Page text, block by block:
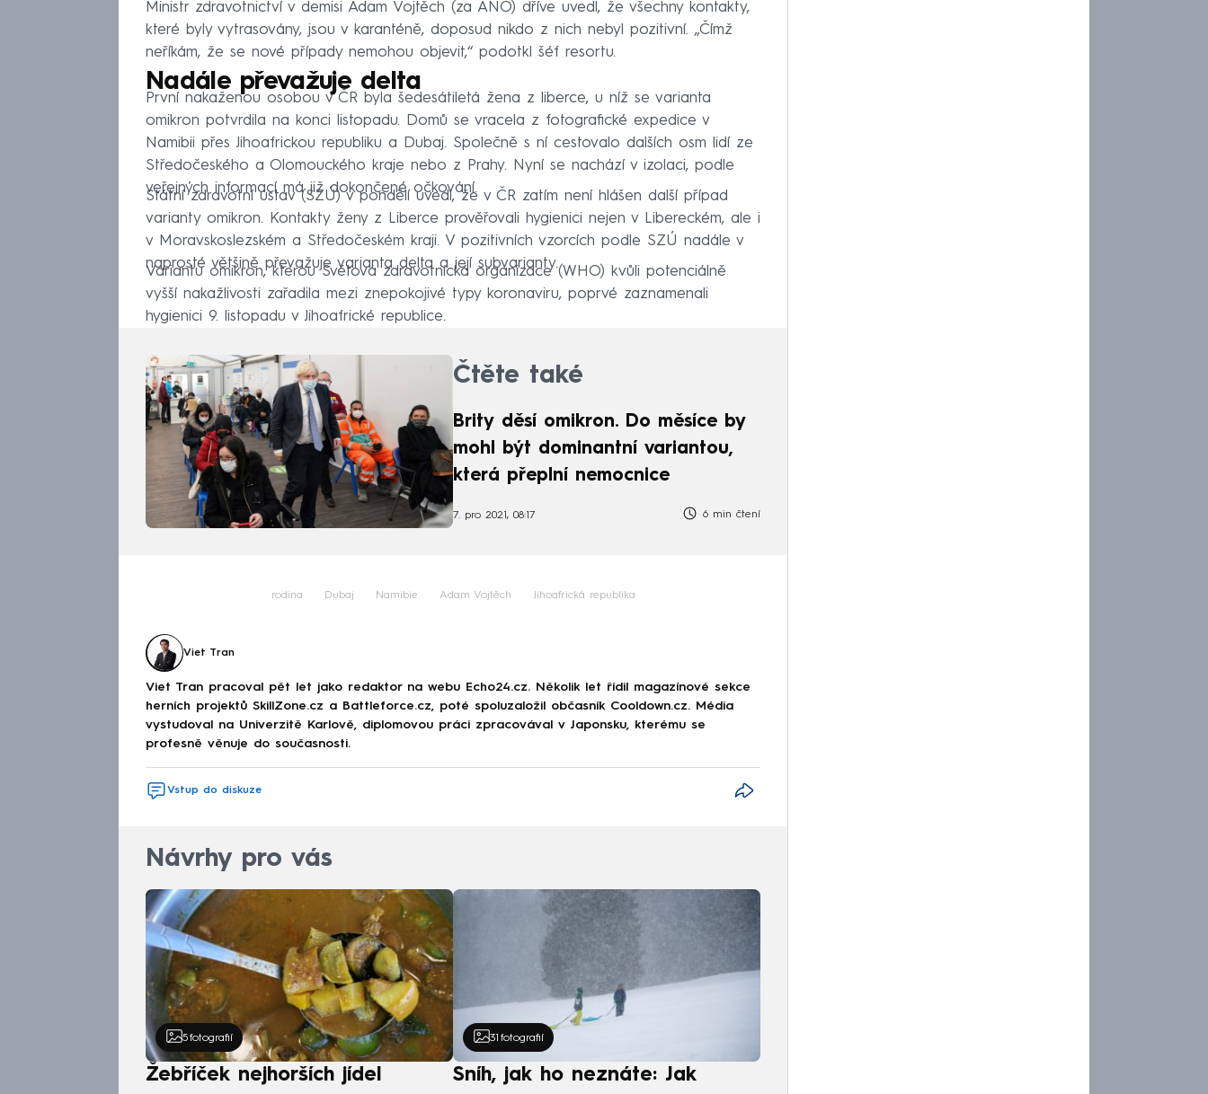
Ministr zdravotnictví v demisi Adam Vojtěch (za ANO) dříve uvedl, že všechny kontakty,
které byly vytrasovány, jsou v karanténě, doposud nikdo z nich nebyl pozitivní. „Čímž
neříkám, že se nové případy nemohou objevit,“ podotkl šéf resortu.
Nadále převažuje delta
První nakaženou osobou v ČR byla šedesátiletá žena z liberce, u níž se varianta
omikron potvrdila na konci listopadu. Domů se vracela z fotografické expedice v
Namibii přes Jihoafrickou republiku a Dubaj. Společně s ní cestovalo dalších osm lidí ze
Středočeského a Olomouckého kraje nebo z Prahy. Nyní se nachází v izolaci, podle
veřejných informací má již dokončené očkování.
Státní zdravotní ústav (SZÚ) v pondělí uvedl, že v ČR zatím není hlášen další případ
varianty omikron. Kontakty ženy z Liberce prověřovali hygienici nejen v Libereckém, ale i
v Moravskoslezském a Středočeském kraji. V pozitivních vzorcích podle SZÚ nadále v
naprosté většině převažuje varianta delta a její subvarianty.
Variantu omikron, kterou Světová zdravotnická organizace (WHO) kvůli potenciálně
vyšší nakažlivosti zařadila mezi znepokojivé typy koronaviru, poprvé zaznamenali
hygienici 9. listopadu v Jihoafrické republice.
Čtěte také
Brity děsí omikron. Do měsíce by
mohl být dominantní variantou,
která přeplní nemocnice
7. pro 2021, 08:17 6 min čtení
rodina Dubaj Namibie Adam Vojtěch Jihoafrická republika
Viet Tran
Viet Tran pracoval pět let jako redaktor na webu Echo24.cz. Několik let řídil magazínové sekce
herních projektů SkillZone.cz a Battleforce.cz, poté spoluzaložil občasník Cooldown.cz. Média
vystudoval na Univerzitě Karlově, diplomovou práci zpracovával v Japonsku, kterému se
profesně věnuje do současnosti.
Vstup do diskuze
Návrhy pro vás
5 fotografií
Žebříček nejhorších jídel
31 fotografií
Sníh, jak ho neznáte: Jak